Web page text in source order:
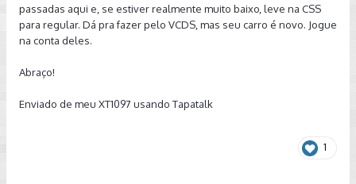
passadas aqui e, se estiver realmente muito baixo, leve na CSS
para regular. Dá pra fazer pelo VCDS, mas seu carro é novo. Jogue
na conta deles.
Abraço!
Enviado de meu XT1097 usando Tapatalk
1